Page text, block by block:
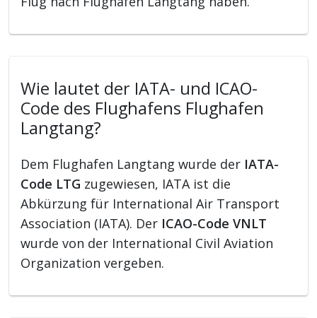
Wie lautet der IATA- und ICAO-
Code des Flughafens Flughafen
Langtang?
Dem Flughafen Langtang wurde der IATA-
Code LTG zugewiesen, IATA ist die
Abkürzung für International Air Transport
Association (IATA). Der ICAO-Code VNLT
wurde von der International Civil Aviation
Organization vergeben.